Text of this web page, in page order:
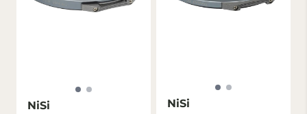
NiSi
NiSi